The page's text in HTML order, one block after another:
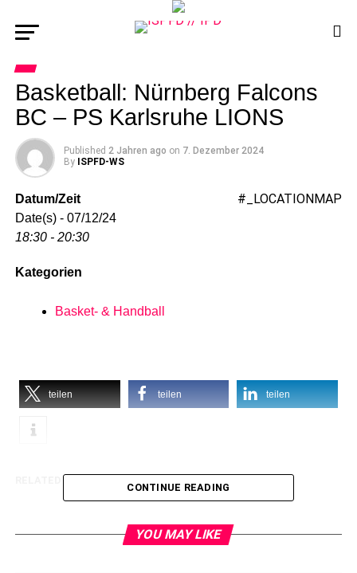
Basketball: Nürnberg Falcons
BC – PS Karlsruhe LIONS
Published 2 Jahren ago on 7. Dezember 2024
By ISPFD-WS
#_LOCATIONMAP
Datum/Zeit
Date(s) - 07/12/24
18:30 - 20:30
Kategorien
Basket- & Handball
teilen teilen teilen
RELATED TOPICS:
CONTINUE READING
YOU MAY LIKE